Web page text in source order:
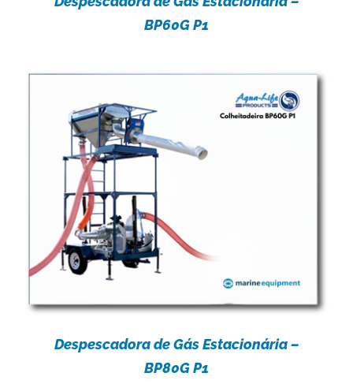
BP60G P1
Despescadora de Gás Estacionária –
BP80G P1